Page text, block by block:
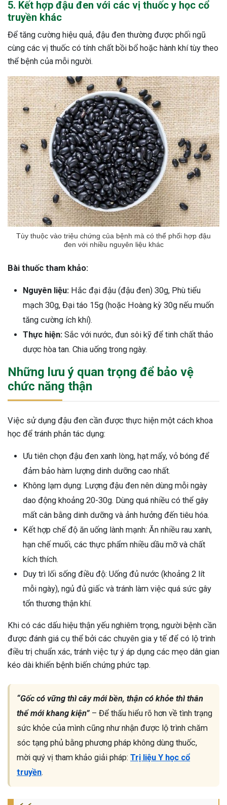
5. Kết hợp đậu đen với các vị thuốc y học cổ
truyền khác
Để tăng cường hiệu quả, đậu đen thường được phối ngũ
cùng các vị thuốc có tính chất bồi bổ hoặc hành khí tùy theo
thể bệnh của mỗi người.
Tùy thuộc vào triệu chứng của bệnh mà có thể phối hợp đậu
đen với nhiều nguyên liệu khác
Bài thuốc tham khảo:
Nguyên liệu: Hắc đại đậu (đậu đen) 30g, Phù tiểu
mạch 30g, Đại táo 15g (hoặc Hoàng kỳ 30g nếu muốn
tăng cường ích khí).
Thực hiện: Sắc với nước, đun sôi kỹ để tinh chất thảo
dược hòa tan. Chia uống trong ngày.
Những lưu ý quan trọng để bảo vệ
chức năng thận
Việc sử dụng đậu đen cần được thực hiện một cách khoa
học để tránh phản tác dụng:
Ưu tiên chọn đậu đen xanh lòng, hạt mẩy, vỏ bóng để
đảm bảo hàm lượng dinh dưỡng cao nhất.
Không lạm dụng: Lượng đậu đen nên dùng mỗi ngày
dao động khoảng 20-30g. Dùng quá nhiều có thể gây
mất cân bằng dinh dưỡng và ảnh hưởng đến tiêu hóa.
Kết hợp chế độ ăn uống lành mạnh: Ăn nhiều rau xanh,
hạn chế muối, các thực phẩm nhiều dầu mỡ và chất
kích thích.
Duy trì lối sống điều độ: Uống đủ nước (khoảng 2 lít
mỗi ngày), ngủ đủ giấc và tránh làm việc quá sức gây
tổn thương thận khí.
Khi có các dấu hiệu thận yếu nghiêm trọng, người bệnh cần
được đánh giá cụ thể bởi các chuyên gia y tế để có lộ trình
điều trị chuẩn xác, tránh việc tự ý áp dụng các mẹo dân gian
kéo dài khiến bệnh biến chứng phức tạp.
“Gốc có vững thì cây mới bền, thận có khỏe thì thân
thể mới khang kiện” – Để thấu hiểu rõ hơn về tình trạng
sức khỏe của mình cũng như nhận được lộ trình chăm
sóc tạng phủ bằng phương pháp không dùng thuốc,
mời quý vị tham khảo giải pháp: Trị liệu Y học cổ
truyền.